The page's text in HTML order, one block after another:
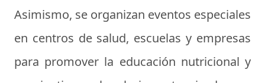
Asimismo, se organizan eventos especiales
en centros de salud, escuelas y empresas
para promover la educación nutricional y